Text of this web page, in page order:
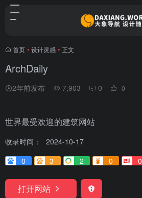
首页 • 设计灵感 • 正文
ArchDaily
2年前发布 7,903 0 0
世界最受欢迎的建筑网站
收录时间：
2024-10-17
0
3- 2 0 0
打开网站